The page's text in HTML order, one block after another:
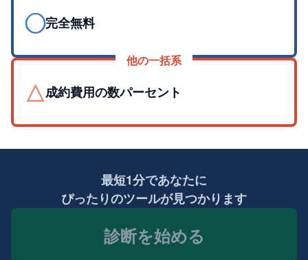
◯完全無料
他の一括系
△成約費用の数パーセント
最短1分であなたに
ぴったりのツールが見つかります
診断を始める